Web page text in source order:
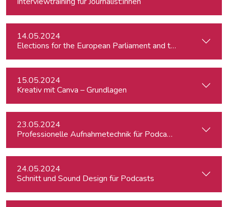
14.05.2024
15.05.2024
Kreativ mit Canva – Grundlagen
23.05.2024
Professionelle Aufnahmetechnik für Podcasts
24.05.2024
Schnitt und Sound Design für Podcasts